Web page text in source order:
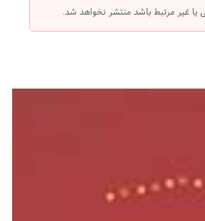
یا غیر مرتبط باشد منتشر نخواهد شد.